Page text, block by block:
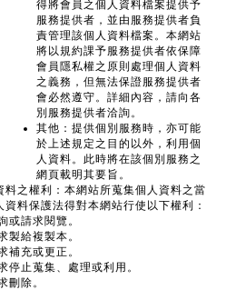
得將會員之個人資料檔案提供予
服務提供者，並由服務提供者負
責管理該個人資料檔案。本網站
將以規約課予服務提供者依保障
會員隱私權之原則處理個人資料
之義務，但無法保證服務提供者
會必然遵守。詳細內容，請向各
別服務提供者洽詢。
其他：提供個別服務時，亦可能
於上述規定之目的以外，利用個
人資料。此時將在該個別服務之
網頁載明其要旨。
料之權利：本網站所蒐集個人資料之當
資料保護法得對本網站行使以下權利：
或請求閱覽。
製給複製本。
補充或更正。
停止蒐集、處理或利用。
刪除。